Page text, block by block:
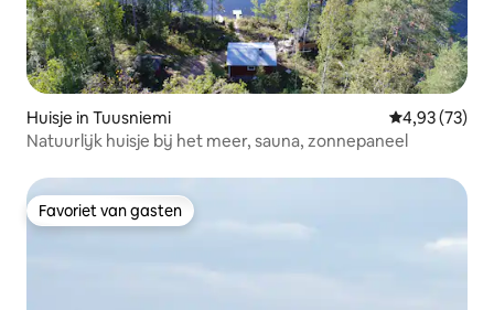
Huisje in Tuusniemi Gemiddelde
4,93 (73)
Natuurlijk huisje bij het meer, sauna, zonnepaneel
Favoriet van gasten
Favoriet van gasten